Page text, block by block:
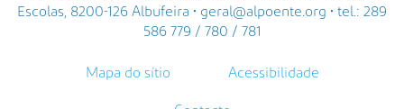
Escolas, 8200-126 Albufeira • geral@alpoente.org • tel.: 289
586 779 / 780 / 781
Mapa do sítio Acessibilidade